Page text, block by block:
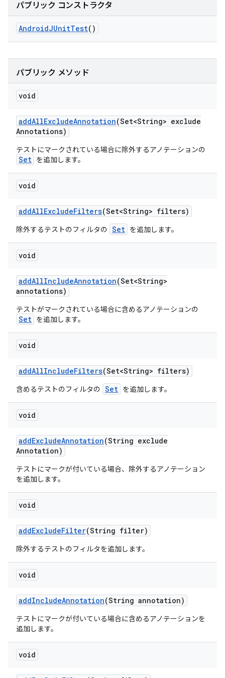
パブリック コンストラクタ
AndroidJUnitTest()
パブリック メソッド
void
addAllExcludeAnnotation(Set<String> exclude
Annotations)
テストにマークされている場合に除外するアノテーションの
Set を追加します。
void
addAllExcludeFilters(Set<String> filters)
除外するテストのフィルタの Set を追加します。
void
addAllIncludeAnnotation(Set<String>
annotations)
テストがマークされている場合に含めるアノテーションの
Set を追加します。
void
addAllIncludeFilters(Set<String> filters)
含めるテストのフィルタの Set を追加します。
void
addExcludeAnnotation(String exclude
Annotation)
テストにマークが付いている場合、除外するアノテーション
を追加します。
void
addExcludeFilter(String filter)
除外するテストのフィルタを追加します。
void
addIncludeAnnotation(String annotation)
テストにマークが付いている場合に含めるアノテーションを
追加します。
void